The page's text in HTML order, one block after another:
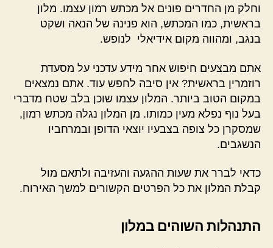
וחלק מן החדרים פונים אל מכתש רמון עצמו. מלון
בראשית, כמו המכתש, הוא פנינה של הנאה ושקט
בנגב, ומהווה מקום אידיאלי לנופש.
אתם מבצעים חיפוש אחר מידע עדכני על מסעדת
רוזמרין בראשית? אין סיבה לחפש עוד. אתם נמצאים
במקום הטוב ביותר. המלון עצמו שוכן בלב שטח מדברי
בעל נוף נפלא מעין כמותו. מן המלון נגלה מכתש רמון,
שמסקרן כל צופה בצבעיו יוצאי הדופן ובמרחביו
הנשגבים.
כדאי לברר את שעות ההגעה והעזיבה ולתאם מול
קבלת המלון את כל הפרטים הקשורים למשך האירוח.
התנהלות השוהים במלון